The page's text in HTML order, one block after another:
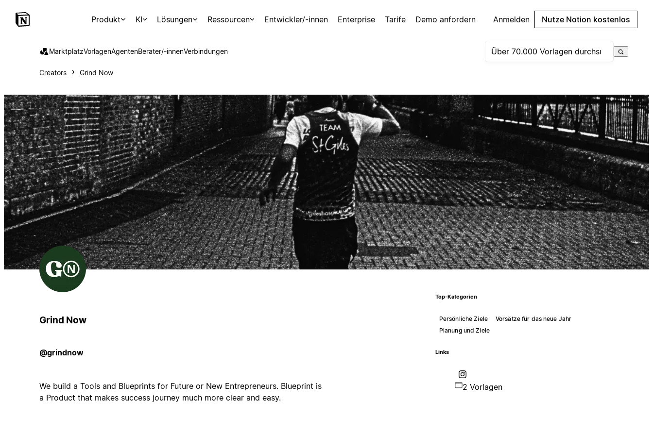
Produkt KI Lösungen Ressourcen Entwickler/-innen Enterprise Tarife Demo anfordern Anmelden Nutze Notion kostenlos
MarktplatzVorlagenAgentenBerater/-innenVerbindungen
Creators Grind Now
Grind Now
@grindnow
We build a Tools and Blueprints for Future or New Entrepreneurs. Blueprint is
a Product that makes success journey much more clear and easy.
Top-Kategorien
Persönliche Ziele
Vorsätze für das neue Jahr
Planung und Ziele
Links
2 Vorlagen